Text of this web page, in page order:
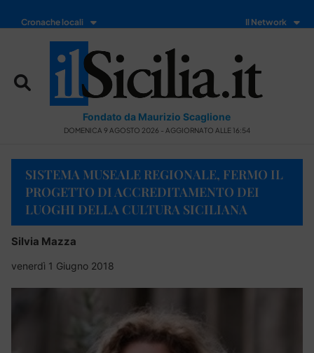
Cronache locali Il Network
Fondato da Maurizio Scaglione
DOMENICA 9 AGOSTO 2026 - AGGIORNATO ALLE 16:54
SISTEMA MUSEALE REGIONALE, FERMO IL
PROGETTO DI ACCREDITAMENTO DEI
LUOGHI DELLA CULTURA SICILIANA
Silvia Mazza
venerdì 1 Giugno 2018